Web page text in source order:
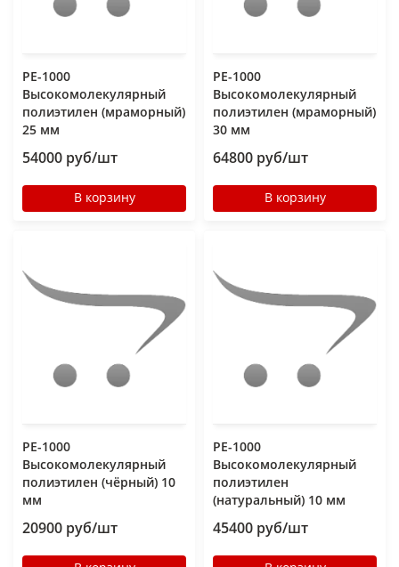
РЕ-1000
Высокомолекулярный
полиэтилен (мраморный)
25 мм
54000 руб/шт
В корзину
РЕ-1000
Высокомолекулярный
полиэтилен (мраморный)
30 мм
64800 руб/шт
В корзину
РЕ-1000
Высокомолекулярный
полиэтилен (чёрный) 10
мм
20900 руб/шт
РЕ-1000
Высокомолекулярный
полиэтилен
(натуральный) 10 мм
45400 руб/шт